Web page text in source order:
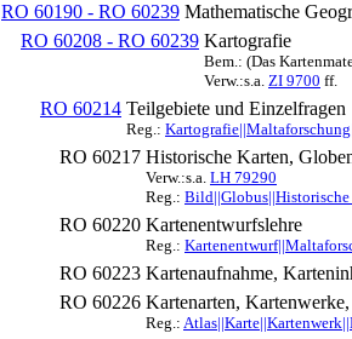
RO 60190 - RO 60239 Mathematische
RO 60208 - RO 60239 Kartografie
Bem.: (Das
Verw.:s.a. ZI 9700 ff.
RO 60214 Teilgebiete und Einzelfragen
Reg.:
RO 60217 Historische Karten,
Verw.:s.a. LH 79290
Reg.:
RO 60220 Kartenentwurfslehre
Reg.:
RO 60223 Kartenaufnahme,
RO 60226 Kartenarten,
Reg.: